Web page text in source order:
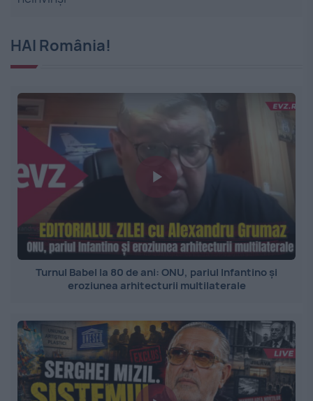
HAI România!
Turnul Babel la 80 de ani: ONU, pariul Infantino și
eroziunea arhitecturii multilaterale